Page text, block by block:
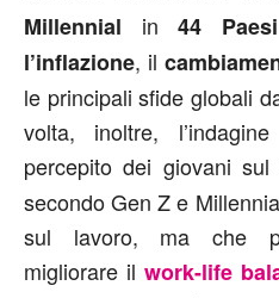
Millennial in44
l’inflazione, il
le principali sfide globali
volta, inoltre,
percepito dei giovani
secondo Gen Z e
sul lavoro, ma che
migliorare ilwork-life